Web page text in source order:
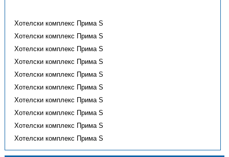
Хотелски комплекс Прима S
Хотелски комплекс Прима S
Хотелски комплекс Прима S
Хотелски комплекс Прима S
Хотелски комплекс Прима S
Хотелски комплекс Прима S
Хотелски комплекс Прима S
Хотелски комплекс Прима S
Хотелски комплекс Прима S
Хотелски комплекс Прима S